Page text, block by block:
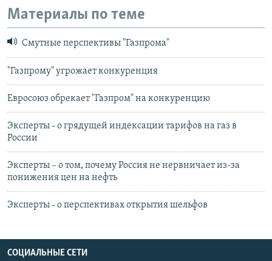
Материалы по теме
Смутные перспективы "Газпрома"
"Газпрому" угрожает конкуренция
Евросоюз обрекает "Газпром" на конкуренцию
Эксперты - о грядущей индексации тарифов на газ в
России
Эксперты – о том, почему Россия не нервничает из-за
понижения цен на нефть
Эксперты - о перспективах открытия шельфов
СОЦИАЛЬНЫЕ СЕТИ